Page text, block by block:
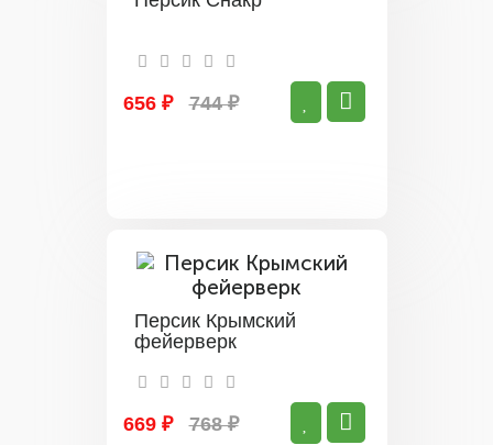
656 ₽ 744 ₽
Персик Крымский
фейерверк
669 ₽ 768 ₽